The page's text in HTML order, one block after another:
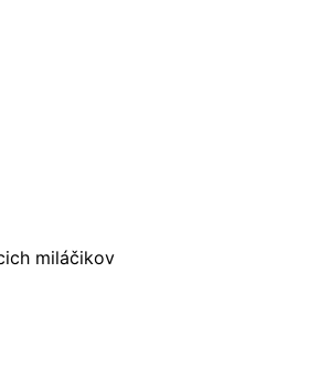
miláčikov